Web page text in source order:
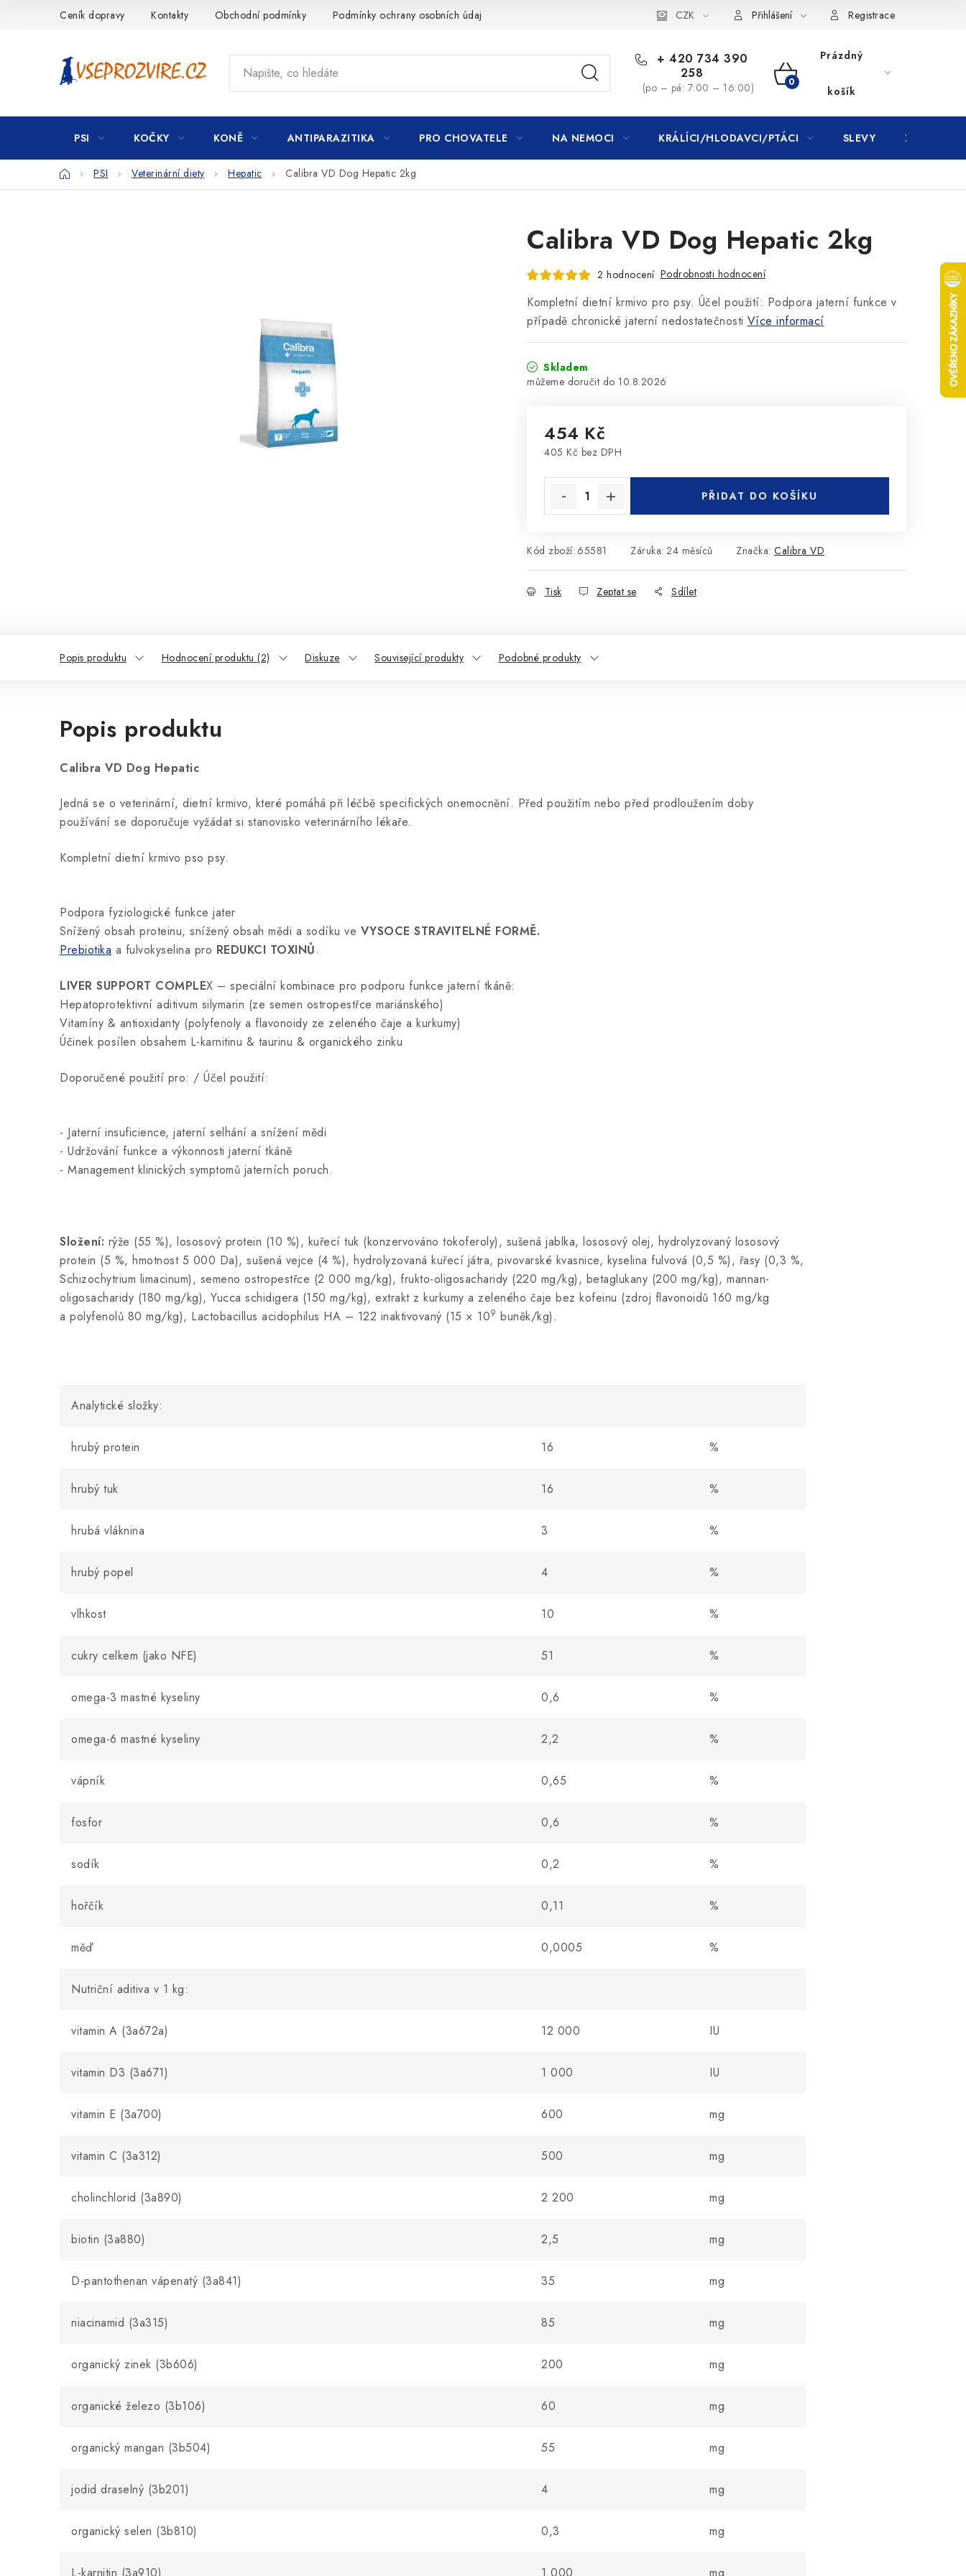
Ceník dopravy Kontakty Obchodní podmínky Podmínky ochrany osobních údajů CZK Přihlášení Registrace
+ 420 734 390
258
(po – pá: 7:00 – 16:00)
NÁKUPNÍ
KOŠÍK
Prázdný
košík
PSI KOČKY KONĚ ANTIPARAZITIKA PRO CHOVATELE NA NEMOCI KRÁLÍCI/HLODAVCI/PTÁCI SLEVY ZNAČKY
DomůPSI Veterinární diety Hepatic Calibra VD Dog Hepatic 2kg
Calibra VD Dog Hepatic 2kg
2 hodnocení Podrobnosti hodnocení
Kompletní dietní krmivo pro psy. Účel použití: Podpora jaterní funkce v
případě chronické jaterní nedostatečnosti Více informací
Skladem
10.8.2026
454 Kč
405 Kč bez DPH
PŘIDAT DO KOŠÍKU
Kód zboží: 65581 Záruka: 24 měsíců Značka: Calibra VD
Tisk Zeptat se Sdílet
Popis produktu Hodnocení produktu (2) Diskuze Související produkty Podobné produkty
Popis produktu
Calibra VD Dog Hepatic
Jedná se o veterinární, dietní krmivo, které pomáhá při léčbě specifických onemocnění. Před použitím nebo před prodloužením doby
používání se doporučuje vyžádat si stanovisko veterinárního lékaře.
Kompletní dietní krmivo pso psy.
Podpora fyziologické funkce jater
Snížený obsah proteinu, snížený obsah mědi a sodíku ve VYSOCE STRAVITELNÉ FORMĚ.
Prebiotika a fulvokyselina pro REDUKCI TOXINŮ.
LIVER SUPPORT COMPLEX – speciální kombinace pro podporu funkce jaterní tkáně:
Hepatoprotektivní aditivum silymarin (ze semen ostropestřce mariánského)
Vitamíny & antioxidanty (polyfenoly a flavonoidy ze zeleného čaje a kurkumy)
Účinek posílen obsahem L-karnitinu & taurinu & organického zinku
Doporučené použití pro: / Účel použití:
- Jaterní insuficience, jaterní selhání a snížení mědi
- Udržování funkce a výkonnosti jaterní tkáně
- Management klinických symptomů jaterních poruch.
Složení: rýže (55 %), lososový protein (10 %), kuřecí tuk (konzervováno tokoferoly), sušená jablka, lososový olej, hydrolyzovaný lososový
protein (5 %, hmotnost 5 000 Da), sušená vejce (4 %), hydrolyzovaná kuřecí játra, pivovarské kvasnice, kyselina fulvová (0,5 %), řasy (0,3 %,
Schizochytrium limacinum), semeno ostropestřce (2 000 mg/kg), frukto-oligosacharidy (220 mg/kg), betaglukany (200 mg/kg), mannan-
oligosacharidy (180 mg/kg), Yucca schidigera (150 mg/kg), extrakt z kurkumy a zeleného čaje bez kofeinu (zdroj flavonoidů 160 mg/kg
a polyfenolů 80 mg/kg), Lactobacillus acidophilus HA – 122 inaktivovaný (15 × 109 buněk/kg).
Analytické složky:
hrubý protein 16 %
hrubý tuk 16 %
hrubá vláknina 3 %
hrubý popel 4 %
vlhkost 10 %
cukry celkem (jako NFE) 51 %
omega-3 mastné kyseliny 0,6 %
omega-6 mastné kyseliny 2,2 %
vápník 0,65 %
fosfor 0,6 %
sodík 0,2 %
hořčík 0,11 %
měď 0,0005 %
Nutriční aditiva v 1 kg:
vitamin A (3a672a) 12 000 IU
vitamin D3 (3a671) 1 000 IU
vitamin E (3a700) 600 mg
vitamin C (3a312) 500 mg
cholinchlorid (3a890) 2 200 mg
biotin (3a880) 2,5 mg
D-pantothenan vápenatý (3a841) 35 mg
niacinamid (3a315) 85 mg
organický zinek (3b606) 200 mg
organické železo (3b106) 60 mg
organický mangan (3b504) 55 mg
jodid draselný (3b201) 4 mg
organický selen (3b810) 0,3 mg